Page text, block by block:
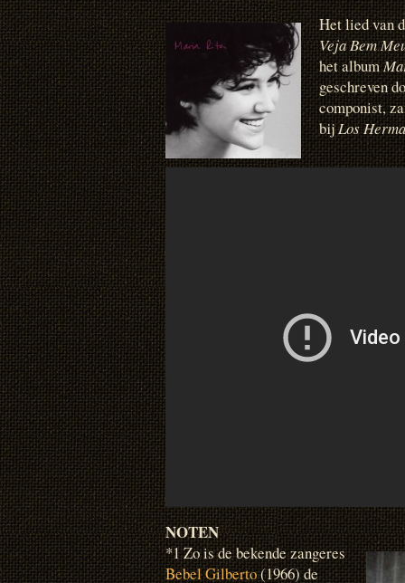
Het lied van
Veja Bem
het album
geschreven
componist,
bijLos
NOTEN
*1 Zo is de bekende zangeres
Bebel Gilberto(1966) de